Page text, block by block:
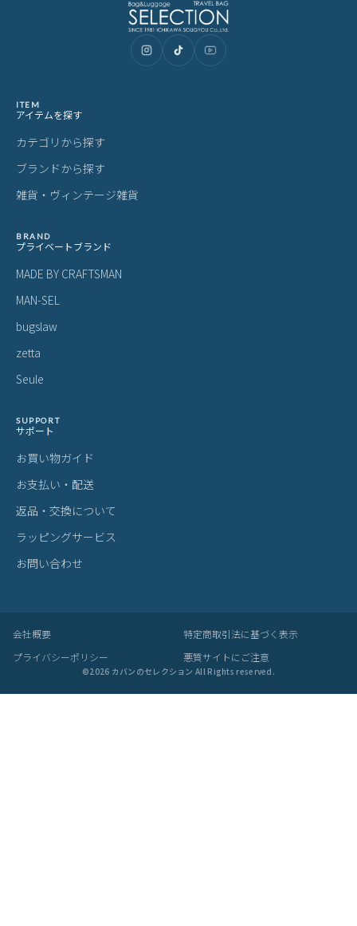
ITEM
アイテムを探す
カテゴリから探す
ブランドから探す
雑貨・ヴィンテージ雑貨
BRAND
プライベートブランド
MADE BY CRAFTSMAN
MAN-SEL
bugslaw
zetta
Seule
SUPPORT
サポート
お買い物ガイド
お支払い・配送
返品・交換について
ラッピングサービス
お問い合わせ
会社概要
特定商取引法に基づく表示
プライバシーポリシー
悪質サイトにご注意
©2026 カバンのセレクション All Rights reserved.